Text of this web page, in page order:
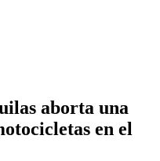
aborta una
en el